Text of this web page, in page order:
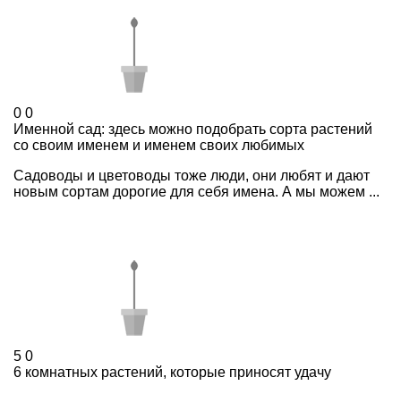
0 0
Именной сад: здесь можно подобрать сорта растений
со своим именем и именем своих любимых
Садоводы и цветоводы тоже люди, они любят и дают
новым сортам дорогие для себя имена. А мы можем ...
5 0
6 комнатных растений, которые приносят удачу